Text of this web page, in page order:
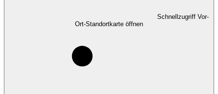
Schnellzugriff Vor-
Ort-Standortkarte öffnen